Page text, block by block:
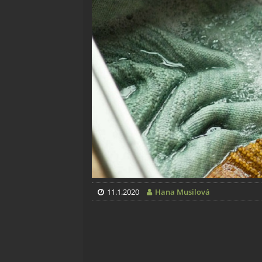
11.1.2020 Hana Musilová